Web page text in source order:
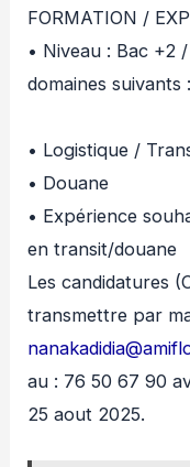
FORMATION /
• Niveau : Bac +2
domaines suivants :
• Logistique /
• Douane
• Expérience
en transit/douane
Les candidatures
transmettre par
au : 76 50 67 90
25 aout 2025.